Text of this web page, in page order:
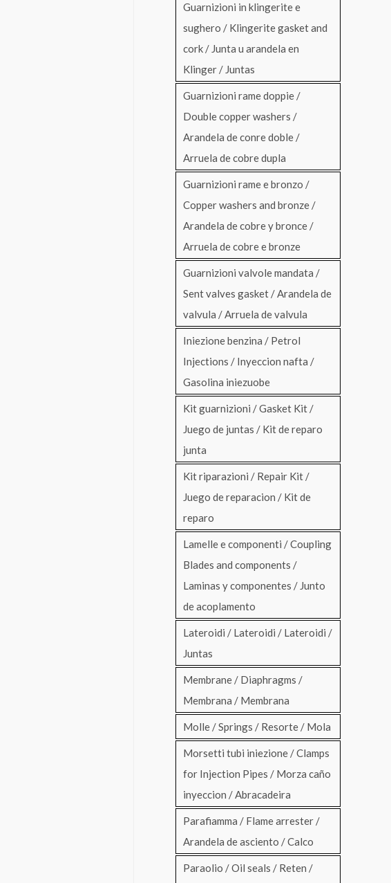
Guarnizioni in klingerite e
sughero / Klingerite gasket and
cork / Junta u arandela en
Klinger / Juntas
Guarnizioni rame doppie /
Double copper washers /
Arandela de conre doble /
Arruela de cobre dupla
Guarnizioni rame e bronzo /
Copper washers and bronze /
Arandela de cobre y bronce /
Arruela de cobre e bronze
Guarnizioni valvole mandata /
Sent valves gasket / Arandela de
valvula / Arruela de valvula
Iniezione benzina / Petrol
Injections / Inyeccion nafta /
Gasolina iniezuobe
Kit guarnizioni / Gasket Kit /
Juego de juntas / Kit de reparo
junta
Kit riparazioni / Repair Kit /
Juego de reparacion / Kit de
reparo
Lamelle e componenti / Coupling
Blades and components /
Laminas y componentes / Junto
de acoplamento
Lateroidi / Lateroidi / Lateroidi /
Juntas
Membrane / Diaphragms /
Membrana / Membrana
Molle / Springs / Resorte / Mola
Morsetti tubi iniezione / Clamps
for Injection Pipes / Morza caño
inyeccion / Abracadeira
Parafiamma / Flame arrester /
Arandela de asciento / Calco
Paraolio / Oil seals / Reten /